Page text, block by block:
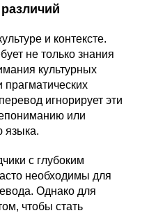
и контексте.
не только знания
культурных
игнорирует эти
или
языка.
с глубоким
необходимы для
Однако для
чтобы стать